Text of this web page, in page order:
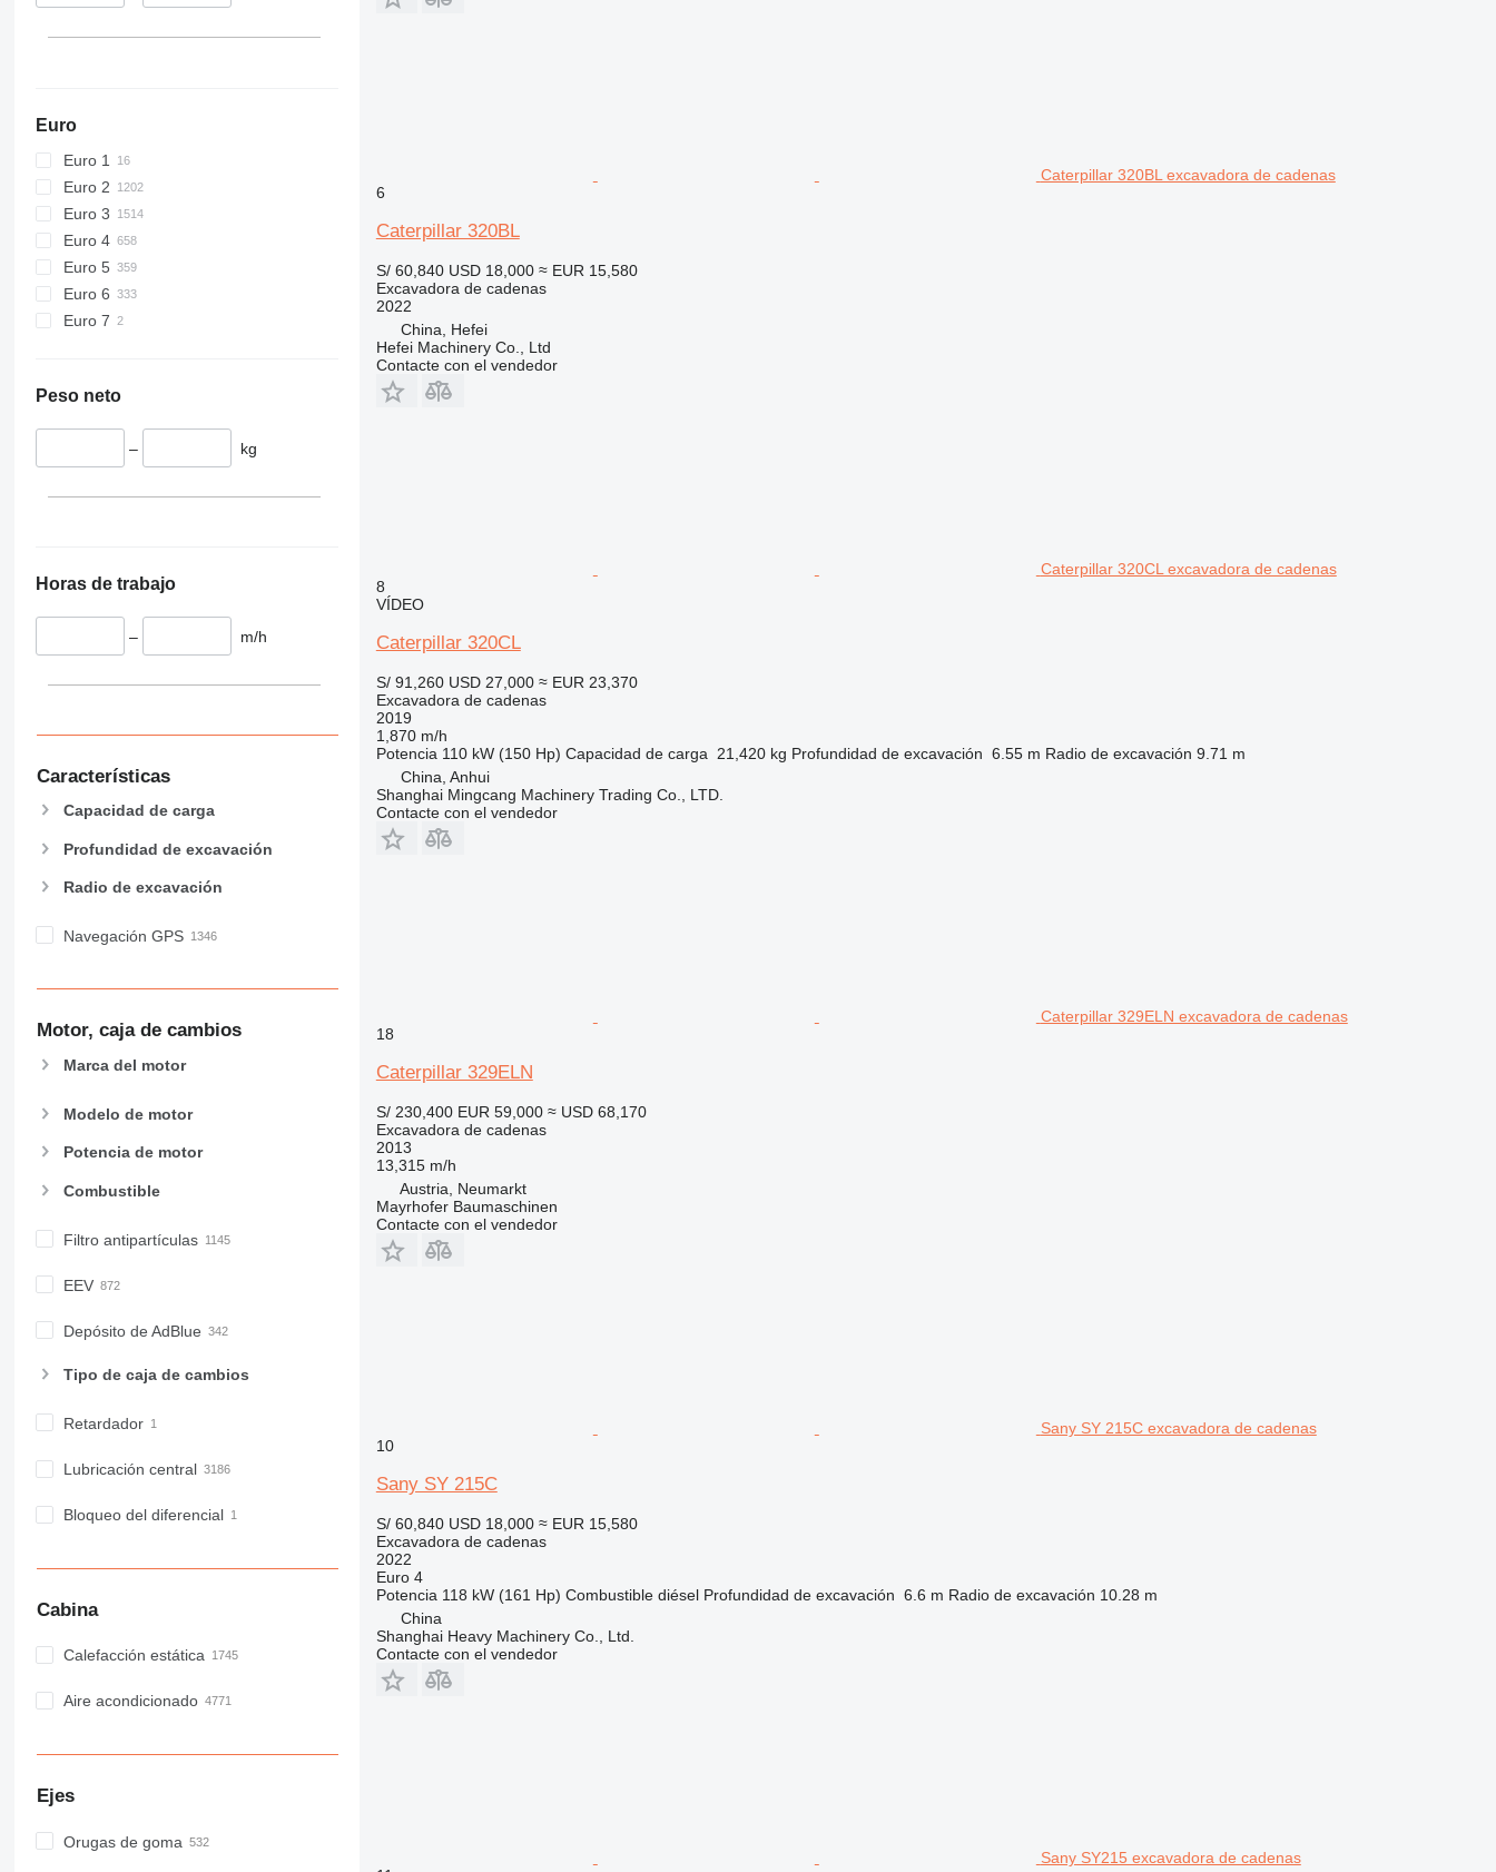
Euro
Euro 1
Euro 2
Euro 3
Euro 4
Euro 5
Euro 6
Euro 7
Peso neto
– kg
Horas de trabajo
– m/h
Características
Capacidad de carga
Profundidad de excavación
Radio de excavación
Navegación GPS
Motor, caja de cambios
Marca del motor
Modelo de motor
Potencia de motor
Combustible
Filtro antipartículas
EEV
Depósito de AdBlue
Tipo de caja de cambios
Retardador
Lubricación central
Bloqueo del diferencial
Cabina
Calefacción estática
Aire acondicionado
Ejes
Orugas de goma
Caterpillar 320BL excavadora de cadenas
6
Caterpillar 320BL
S/ 60,840 USD 18,000 ≈ EUR 15,580
Excavadora de cadenas
2022
China, Hefei
Hefei Machinery Co., Ltd
Contacte con el vendedor
Caterpillar 320CL excavadora de cadenas
8
VÍDEO
Caterpillar 320CL
S/ 91,260 USD 27,000 ≈ EUR 23,370
Excavadora de cadenas
2019
1,870 m/h
Potencia 110 kW (150 Hp) Capacidad de carga 21,420 kg Profundidad de excavación 6.55 m Radio de excavación 9.71 m
China, Anhui
Shanghai Mingcang Machinery Trading Co., LTD.
Contacte con el vendedor
Caterpillar 329ELN excavadora de cadenas
18
Caterpillar 329ELN
S/ 230,400 EUR 59,000 ≈ USD 68,170
Excavadora de cadenas
2013
13,315 m/h
Austria, Neumarkt
Mayrhofer Baumaschinen
Contacte con el vendedor
Sany SY 215C excavadora de cadenas
10
Sany SY 215C
S/ 60,840 USD 18,000 ≈ EUR 15,580
Excavadora de cadenas
2022
Euro 4
Potencia 118 kW (161 Hp) Combustible diésel Profundidad de excavación 6.6 m Radio de excavación 10.28 m
China
Shanghai Heavy Machinery Co., Ltd.
Contacte con el vendedor
Sany SY215 excavadora de cadenas